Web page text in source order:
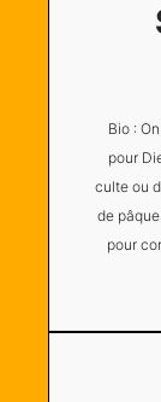
Bio :
pour
culte ou
de
pour